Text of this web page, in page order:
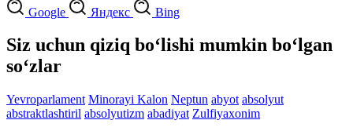
Google Яндекс Bing
Siz uchun qiziq bo‘lishi mumkin bo‘lgan
so‘zlar
Yevroparlament Minorayi Kalon Neptun abyot absolyut
abstraktlashtiril absolyutizm abadiyat Zulfiyaxonim